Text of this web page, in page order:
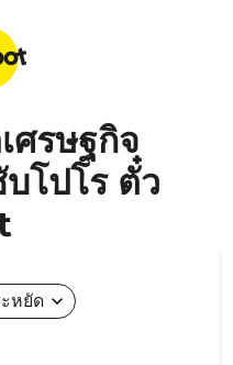
ศรษฐกิจ
โปโร ตั๋ว
ะหยัด expand_more